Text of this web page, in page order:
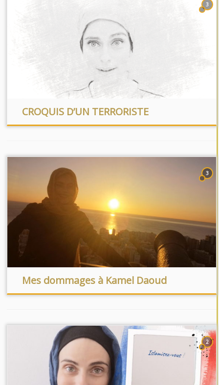
3
CROQUIS D’UN TERRORISTE
3
Mes dommages à Kamel Daoud
2